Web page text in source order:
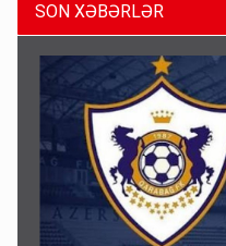
Gedişi var, dönüşü yox:
SON XƏBƏRLƏR